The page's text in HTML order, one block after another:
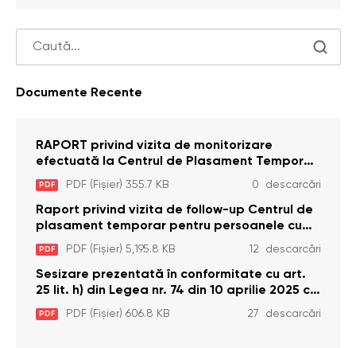
Documente Recente
RAPORT privind vizita de monitorizare
efectuată la Centrul de Plasament Temporar
pentru Persoane cu Dizabilități (Adulte) din s.
Brînzeni, r. Edineț, din data de 25 mai 2026
PDF PDF (Fișier) 355.7 KB 0 descarcări
Raport privind vizita de follow-up Centrul de
plasament temporar pentru persoanele cu
dizabilități (adulte) Bădiceni, Soroca (11 iunie
2026)
PDF PDF (Fișier) 5,195.8 KB 12 descarcări
Sesizare prezentată în conformitate cu art.
25 lit. h) din Legea nr. 74 din 10 aprilie 2025 cu
privire la Curtea Constituțională şi art. 26 din
Legea cu privire la Avocatul Poporului
PDF PDF (Fișier) 606.8 KB 27 descarcări